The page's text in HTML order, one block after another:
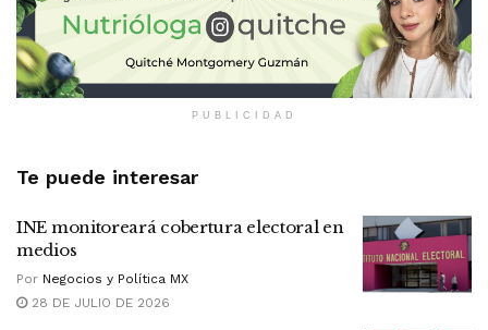
PUBLICIDAD
Te puede interesar
INE monitoreará cobertura electoral en
medios
Por Negocios y Política MX
28 DE JULIO DE 2026